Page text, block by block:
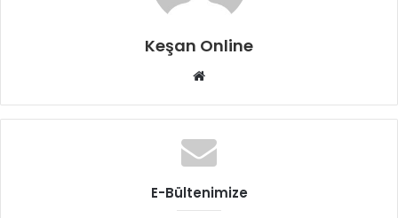
Keşan Online
Web
E-Bültenimize